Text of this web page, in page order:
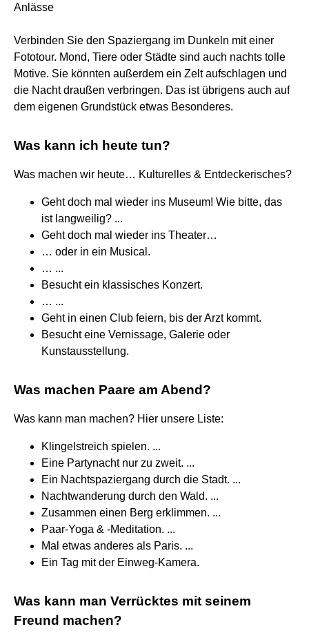
Anlässe
Verbinden Sie den Spaziergang im Dunkeln mit einer
Fototour. Mond, Tiere oder Städte sind auch nachts tolle
Motive. Sie könnten außerdem ein Zelt aufschlagen und
die Nacht draußen verbringen. Das ist übrigens auch auf
dem eigenen Grundstück etwas Besonderes.
Was kann ich heute tun?
Was machen wir heute… Kulturelles & Entdeckerisches?
Geht doch mal wieder ins Museum! Wie bitte, das
ist langweilig? ...
Geht doch mal wieder ins Theater…
… oder in ein Musical.
… ...
Besucht ein klassisches Konzert.
… ...
Geht in einen Club feiern, bis der Arzt kommt.
Besucht eine Vernissage, Galerie oder
Kunstausstellung.
Was machen Paare am Abend?
Was kann man machen? Hier unsere Liste:
Klingelstreich spielen. ...
Eine Partynacht nur zu zweit. ...
Ein Nachtspaziergang durch die Stadt. ...
Nachtwanderung durch den Wald. ...
Zusammen einen Berg erklimmen. ...
Paar-Yoga & -Meditation. ...
Mal etwas anderes als Paris. ...
Ein Tag mit der Einweg-Kamera.
Was kann man Verrücktes mit seinem
Freund machen?